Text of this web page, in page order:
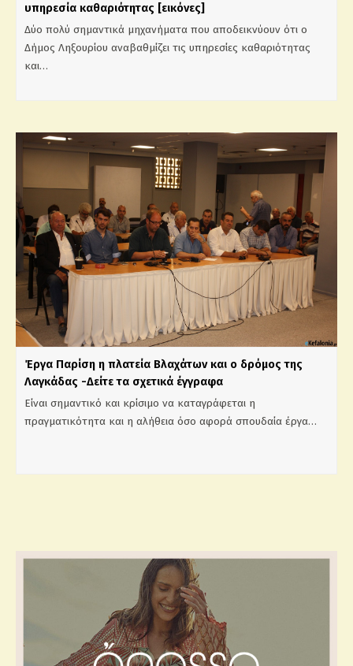
υπηρεσία καθαριότητας [εικόνες]
Δύο πολύ σημαντικά μηχανήματα που αποδεικνύουν ότι ο
Δήμος Ληξουρίου αναβαθμίζει τις υπηρεσίες καθαριότητας
και…
Έργα Παρίση η πλατεία Βλαχάτων και ο δρόμος της
Λαγκάδας -Δείτε τα σχετικά έγγραφα
Είναι σημαντικό και κρίσιμο να καταγράφεται η
πραγματικότητα και η αλήθεια όσο αφορά σπουδαία έργα…